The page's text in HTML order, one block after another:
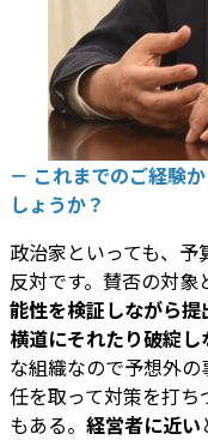
－ これまでのご経験
しょうか？
政治家といっても、
反対です。賛否の対象
能性を検証しながら提
横道にそれたり破綻
な組織なので予想外
任を取って対策を打ち
もある。 経営者に近い